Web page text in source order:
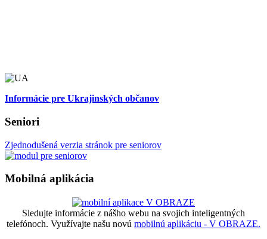
Informácie pre Ukrajinských občanov
Seniori
Zjednodušená verzia stránok pre seniorov
Mobilná aplikácia
Sledujte informácie z nášho webu na svojich inteligentných
telefónoch. Využívajte našu novú mobilnú aplikáciu - V OBRAZE.